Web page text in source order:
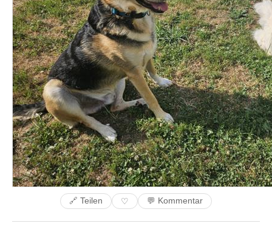
🔗 Teilen ♡ 💬 Kommentar